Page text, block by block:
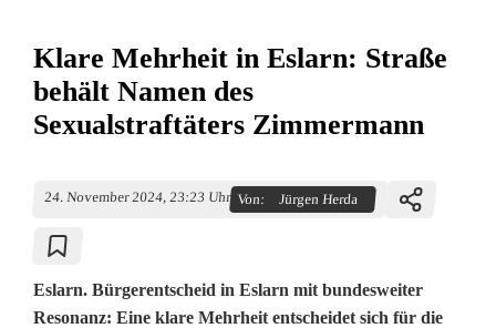
Klare Mehrheit in Eslarn: Straße
behält Namen des
Sexualstraftäters Zimmermann
24. November 2024, 23:23 Uhr Von: Jürgen Herda
Eslarn. Bürgerentscheid in Eslarn mit bundesweiter
Resonanz: Eine klare Mehrheit entscheidet sich für die